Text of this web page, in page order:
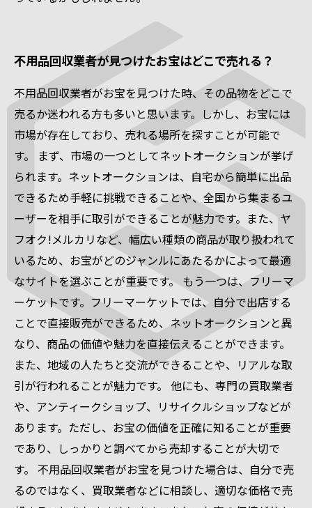
不用品回収業者が見つけたお宝はどこで売れる？
不用品回収業者がお宝を見つけた時、その品物をどこで
売るか迷われる方も多いと思います。しかし、お宝には
市場が存在しており、売れる場所を探すことが可能で
す。 まず、市場の一つとしてネットオークションが挙げ
られます。ネットオークションは、自宅から簡単に出品
できるため手軽に挑戦できることや、全国から集まるユ
ーザーを相手に取引ができることが魅力です。また、ヤ
フオク!メルカリなど、幅広い種類の商品が取り扱われて
いるため、お宝がどのジャンルにあたるかによって最適
なサイトを選ぶことが重要です。 もう一つは、フリーマ
ーケットです。フリーマーケットでは、自分で出店する
ことで直接販売ができるため、ネットオークションと異
なり、商品の価値や魅力を直接伝えることができます。
また、地域の人たちと交流ができることや、リアルな取
引が行われることが魅力です。 他にも、専門の買取業者
や、アンティークショップ、リサイクルショップなどが
あります。ただし、お宝の価値を正確に知ることが重要
であり、しっかりと調べてから売却することが大切で
す。 不用品回収業者がお宝を見つけた場合は、自分で売
るのではなく、買取業者などに相談し、適切な価格で売